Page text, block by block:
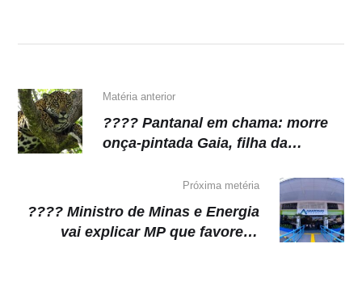
p
o
k
m n
Matéria anterior
???? Pantanal em chama: morre
onça-pintada Gaia, filha da
Próxima metéria
???? Ministro de Minas e Energia
vai explicar MP que favorece